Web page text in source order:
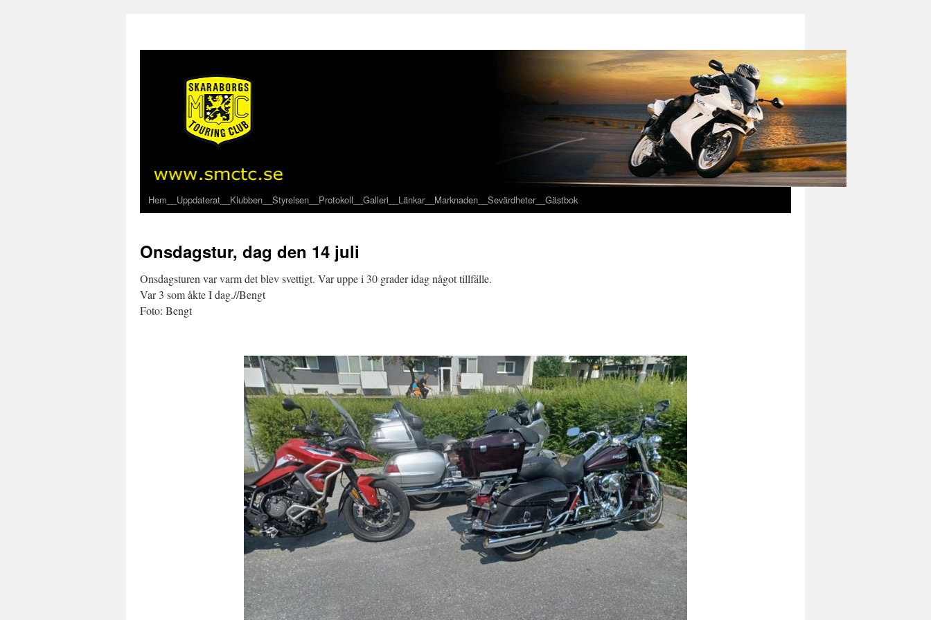
Hem __Uppdaterat __Klubben __Styrelsen __Protokoll __Galleri __Länkar__Marknaden __Sevärdheter__Gästbok
Onsdagstur, dag den 14 juli
Onsdagsturen var varm det blev svettigt. Var uppe i 30 grader idag något tillfälle.
Var 3 som åkte I dag.//Bengt
Foto: Bengt